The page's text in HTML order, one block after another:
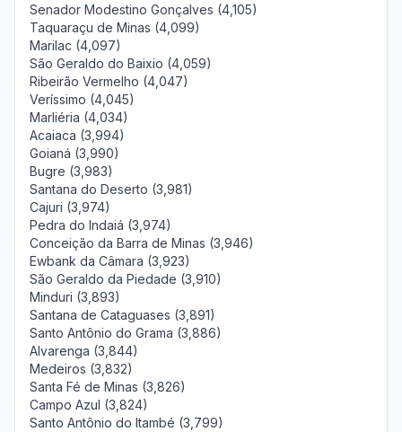
Senador Modestino Gonçalves (4,105)
Taquaraçu de Minas (4,099)
Marilac (4,097)
São Geraldo do Baixio (4,059)
Ribeirão Vermelho (4,047)
Veríssimo (4,045)
Marliéria (4,034)
Acaiaca (3,994)
Goianá (3,990)
Bugre (3,983)
Santana do Deserto (3,981)
Cajuri (3,974)
Pedra do Indaiá (3,974)
Conceição da Barra de Minas (3,946)
Ewbank da Câmara (3,923)
São Geraldo da Piedade (3,910)
Minduri (3,893)
Santana de Cataguases (3,891)
Santo Antônio do Grama (3,886)
Alvarenga (3,844)
Medeiros (3,832)
Santa Fé de Minas (3,826)
Campo Azul (3,824)
Santo Antônio do Itambé (3,799)